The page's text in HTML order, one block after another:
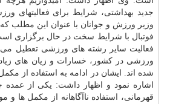
جدید بهداشتی، شرایط برای فعالیتهای
وزیر ورزش و جوانان با عنوان این مطلب
فوتبال با شرایط سخت در حال برگزاری
ورزشی در کشور، خسارات و زیان های
شده اند. ایشان در ادامه به استفاده از
اشاره نمود و اظهار داشت: یکی از
قهرمانی، استفاده ناآگاهانه از مکمل ها و